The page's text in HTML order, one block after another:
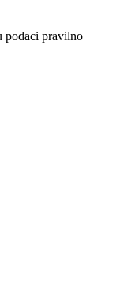
podaci pravilno